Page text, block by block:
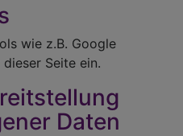
wie z.B. Google
Seite ein.
Daten